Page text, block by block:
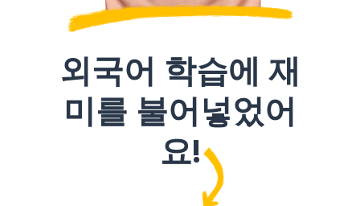
외국어 학습에 재
미를 불어넣었어
요!